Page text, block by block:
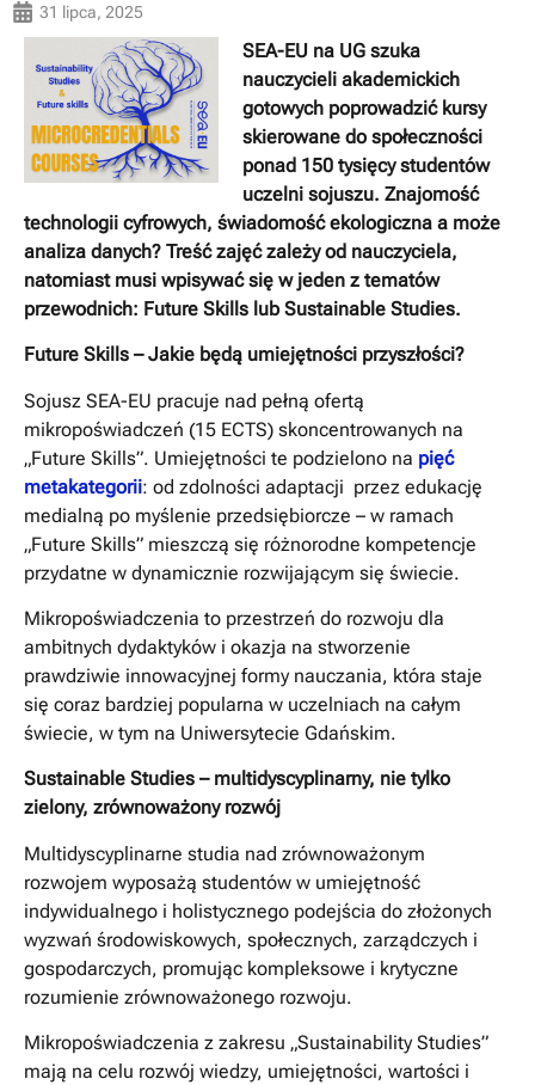
31 lipca, 2025
SEA-EU na UG szuka
nauczycieli akademickich
gotowych poprowadzić kursy
skierowane do społeczności
ponad 150 tysięcy studentów
uczelni sojuszu. Znajomość
technologii cyfrowych, świadomość ekologiczna a może
analiza danych? Treść zajęć zależy od nauczyciela,
natomiast musi wpisywać się w jeden z tematów
przewodnich: Future Skills lub Sustainable Studies.
Future Skills – Jakie będą umiejętności przyszłości?
Sojusz SEA-EU pracuje nad pełną ofertą
mikropoświadczeń (15 ECTS) skoncentrowanych na
„Future Skills”. Umiejętności te podzielono na pięć
metakategorii: od zdolności adaptacji przez edukację
medialną po myślenie przedsiębiorcze – w ramach
„Future Skills” mieszczą się różnorodne kompetencje
przydatne w dynamicznie rozwijającym się świecie.
Mikropoświadczenia to przestrzeń do rozwoju dla
ambitnych dydaktyków i okazja na stworzenie
prawdziwie innowacyjnej formy nauczania, która staje
się coraz bardziej popularna w uczelniach na całym
świecie, w tym na Uniwersytecie Gdańskim.
Sustainable Studies – multidyscyplinarny, nie tylko
zielony, zrównoważony rozwój
Multidyscyplinarne studia nad zrównoważonym
rozwojem wyposażą studentów w umiejętność
indywidualnego i holistycznego podejścia do złożonych
wyzwań środowiskowych, społecznych, zarządczych i
gospodarczych, promując kompleksowe i krytyczne
rozumienie zrównoważonego rozwoju.
Mikropoświadczenia z zakresu „Sustainability Studies”
mają na celu rozwój wiedzy, umiejętności, wartości i